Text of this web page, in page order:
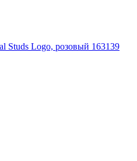
Studs Logo, розовый 163139